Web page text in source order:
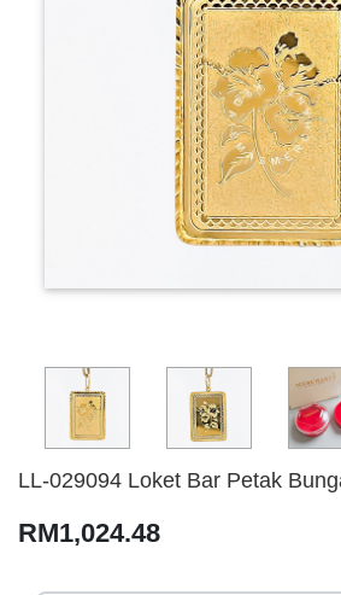
LL-029094 Loket Bar Petak
RM1,024.48